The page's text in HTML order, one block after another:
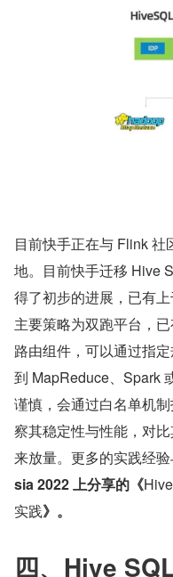
目前快手正在与 Flink
地。目前快手迁移 Hive
得了初步的进展，已有
主要策略为双跑平台，
路由组件，可以通过指
到 MapReduce、Spark
谨慎，会通过白名单机
察其稳定性与性能，对
来放量。更多的实践经
sia 2022上分享的《
实践》。
四、Hive